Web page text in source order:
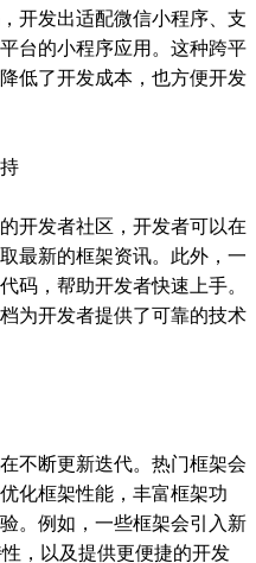
开发出适配微信小程序、支
台的小程序应用。这种跨平
低了开发成本，也方便开发
开发者社区，开发者可以在
最新的框架资讯。此外，一
码，帮助开发者快速上手。
为开发者提供了可靠的技术
不断更新迭代。热门框架会
化框架性能，丰富框架功
。例如，一些框架会引入新
，以及提供更便捷的开发